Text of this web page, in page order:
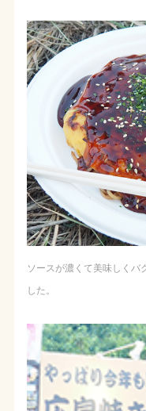
ソースが濃くて美味しくバ
した。